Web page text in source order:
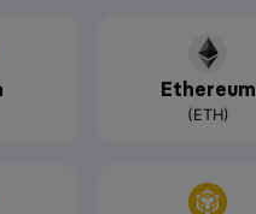
Ethereum
(ETH)